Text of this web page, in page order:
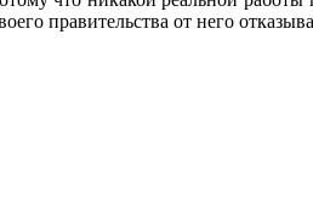
правительства от него